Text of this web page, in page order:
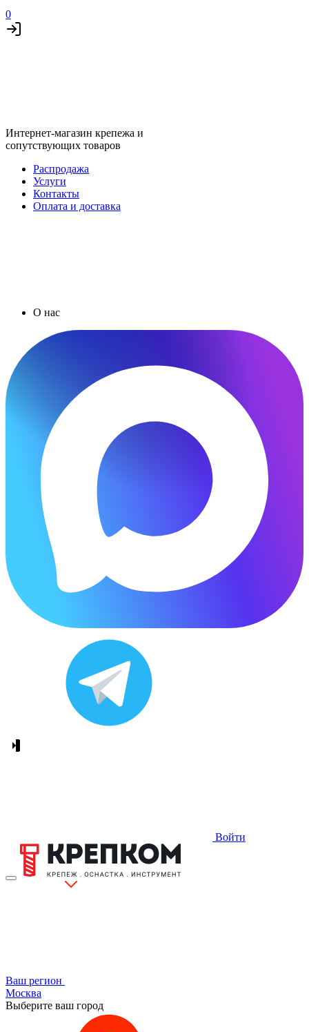
0
Интернет-магазин крепежа и
сопутствующих товаров
Распродажа
Услуги
Контакты
Оплата и доставка
О нас
Войти
Ваш регион
Москва
Выберите ваш город